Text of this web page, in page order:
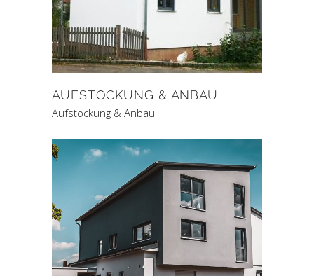
AUFSTOCKUNG & ANBAU
Aufstockung & Anbau